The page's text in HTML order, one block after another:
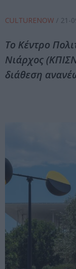
CULTURENOW / 21-
Το Κέντρο
Νιάρχος
διάθεση